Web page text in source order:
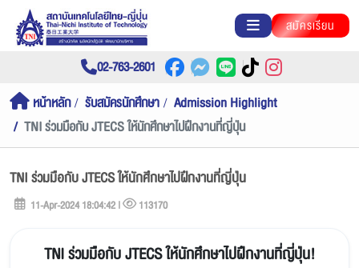
สมัครเรียน
02-763-2601
หน้าหลัก รับสมัครนักศึกษา
Admission Highlight
TNI ร่วมมือกับ JTECS ให้นักศึกษาไปฝึกงานที่ญี่ปุ่น
TNI ร่วมมือกับ JTECS ให้นักศึกษาไปฝึกงานที่ญี่ปุ่น
11-Apr-2024 18:04:42 | 113170
TNI ร่วมมือกับ JTECS ให้นักศึกษาไปฝึกงานที่ญี่ปุ่น!